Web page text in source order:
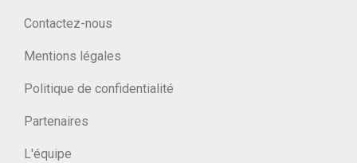
Contactez-nous
Mentions légales
Politique de confidentialité
Partenaires
L'équipe